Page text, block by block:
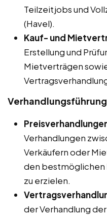
Teilzeitjobs und
(Havel).
Kauf- und
Erstellung und
Mietverträgen
Verhandlungsführung
Verhandlungen
Verkäufern oder
den bestmöglichen
zu erzielen.
der Verhandlung